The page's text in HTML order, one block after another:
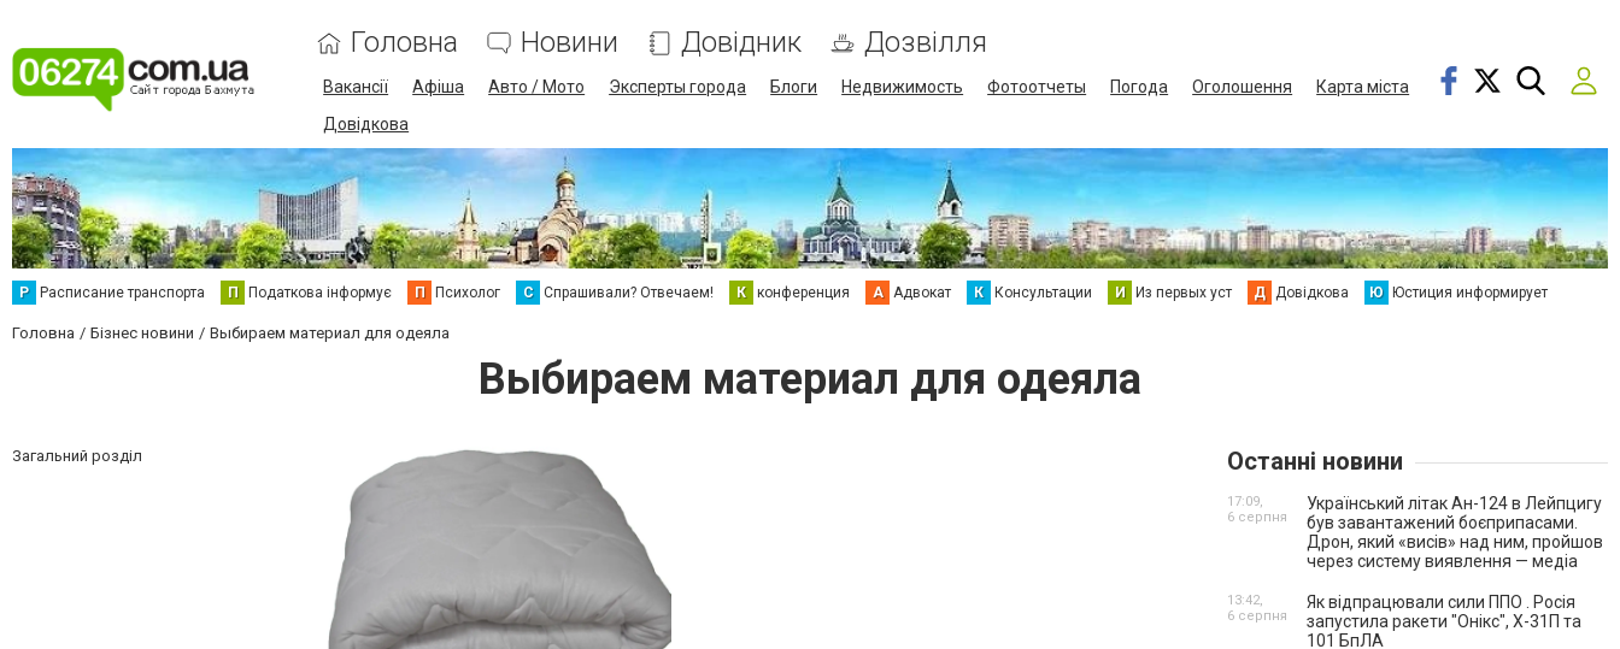
Головна Новини Довідник Дозвілля
Вакансії Афіша Авто / Мото Эксперты города Блоги Недвижимость Фотоотчеты Погода Оголошення
Карта міста
Довідкова
Р Расписание транспорта П Податкова інформує П Психолог С Спрашивали? Отвечаем! К конференция А Адвокат К Консультации И Из первых уст Д Довідкова Ю Юстиция информирует
Головна Бізнес новини Выбираем материал для одеяла
Выбираем материал для одеяла
Загальний розділ Останні новини
Український літак Ан-124 в Лейпцигу
був завантажений боєприпасами.
Дрон, який «висів» над ним, пройшов
через систему виявлення — медіа
17:09,
6 серпня
Як відпрацювали сили ППО . Росія
запустила ракети "Онікс", Х-31П та
101 БпЛА
13:42,
6 серпня